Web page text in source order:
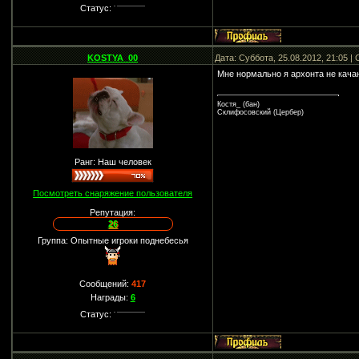
Статус:
KOSTYA_00 Дата: Суббота, 25.08.2012, 21:05
Ранг: Наш человек
Посмотреть снаряжение пользователя
Репутация:
26
Группа: Опытные игроки поднебесья
Сообщений:417
Награды: 6
Статус:
Мне нормально я архонта не
Костя_ (бан)
Склифосовский (Цербер)